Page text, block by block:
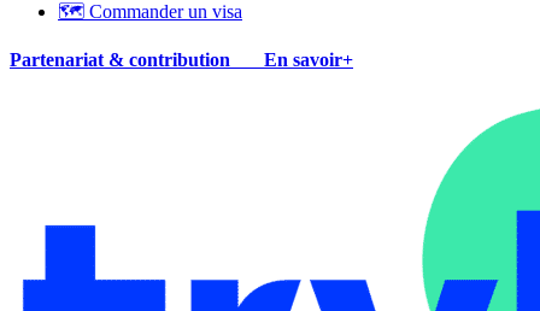
🗺 Commander un visa
Partenariat & contribution En savoir+